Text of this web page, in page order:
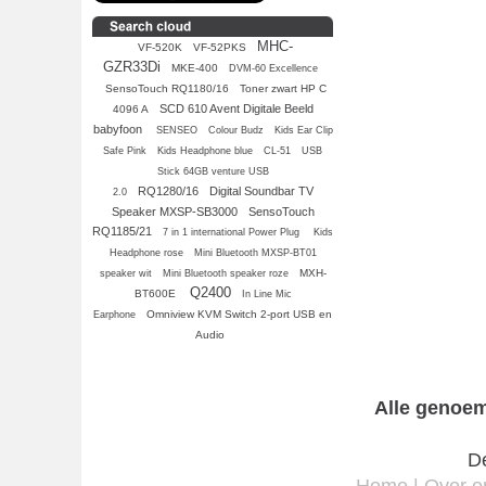
VF-520K VF-52PKS
MHC-
GZR33Di
MKE-400 DVM-60 Excellence
SensoTouch RQ1180/16
Toner zwart HP C
4096 A
SCD 610 Avent Digitale Beeld
babyfoon
SENSEO Colour Budz
Kids Ear Clip
Safe Pink
Kids Headphone blue CL-51
USB
Stick 64GB venture USB
2.0
RQ1280/16
Digital Soundbar TV
Speaker MXSP-SB3000
SensoTouch
RQ1185/21
7 in 1 international Power Plug
Kids
Headphone rose
Mini Bluetooth MXSP-BT01
speaker wit
Mini Bluetooth speaker roze
MXH-
BT600E
Q2400
In Line Mic
Earphone
Omniview KVM Switch 2-port USB en
Audio
Alle